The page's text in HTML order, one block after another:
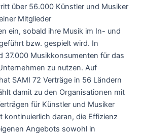
über 56.000 Künstler und Musiker
Mitglieder
ein, sobald ihre Musik im In- und
bzw. gespielt wird. In
37.000 Musikkonsumenten für das
zu nutzen. Auf
SAMI 72 Verträge in 56 Ländern
damit zu den Organisationen mit
für Künstler und Musiker
kontinuierlich daran, die Effizienz
Angebots sowohl in